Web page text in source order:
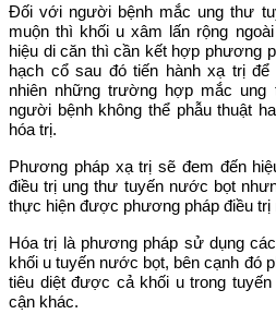
Đối với người bệnh mắc ung thư
muộn thì khối u xâm lấn rộng
hiệu di căn thì cần kết hợp phương
hạch cổ sau đó tiến hành xạ trị
nhiên những trường hợp mắc
người bệnh không thể phẫu thuật
hóa trị.
Phương pháp xạ trị sẽ đem đến
điều trị ung thư tuyến nước bọt
thực hiện được phương pháp điều trị
Hóa trị là phương pháp sử dụng
khối u tuyến nước bọt, bên cạnh đó
tiêu diệt được cả khối u trong
cận khác.